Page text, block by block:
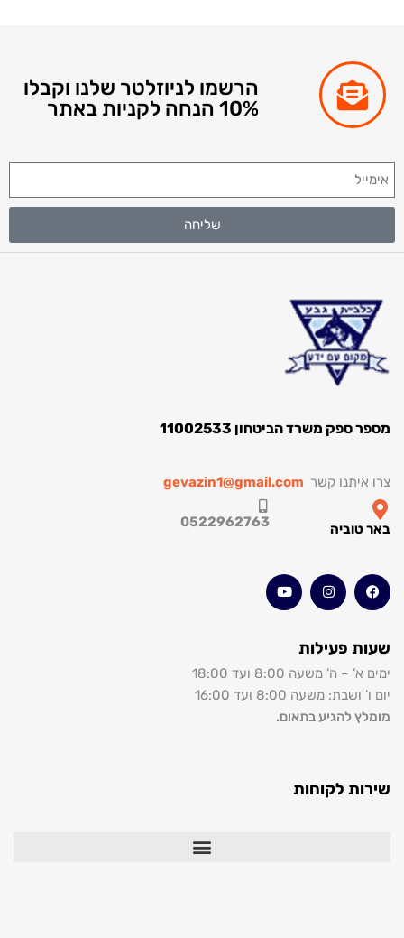
הרשמו לניוזלטר שלנו וקבלו
10% הנחה לקניות באתר
שליחה
מספר ספק משרד הביטחון 11002533
צרו איתנו קשר
באר טוביה 0522962763
שעות פעילות
ימים א’ – ה’ משעה 8:00 ועד 18:00
יום ו’ ושבת: משעה 8:00 ועד 16:00
מומלץ להגיע בתאום.
שירות לקוחות